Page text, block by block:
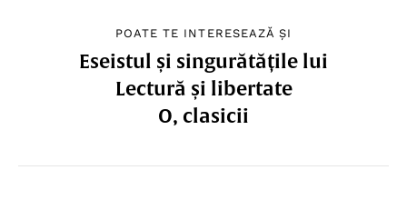
POATE TE INTERESEAZĂ ȘI
Eseistul și singurătățile lui
Lectură și libertate
O, clasicii